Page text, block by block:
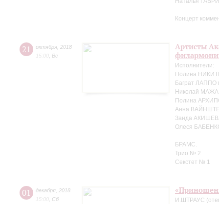
Концерт
21 октября 2018
15:00 Вс
Артисты
Исполнители:
Полина
Баграт ЛАППО
Николай
Полина
Анна
Занда
Олеся
БРАМС.
Трио № 2
Секстет № 1
01 декабря 2018
15:00 Сб
И.ШТРАУС